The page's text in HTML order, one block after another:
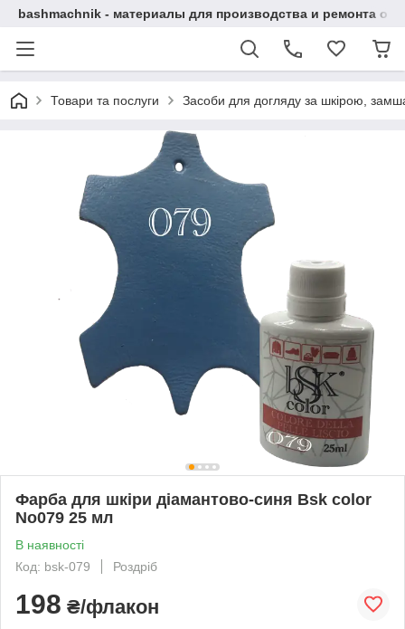
bashmachnik - материалы для производства и ремонта
Товари та послуги Засоби для догляду за шкірою,
Фарба для шкіри діамантово-синя Bsk color
No079 25 мл
В наявності
Код: bsk-079
Роздріб
198 ₴/флакон